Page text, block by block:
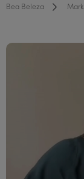
Bea Beleza